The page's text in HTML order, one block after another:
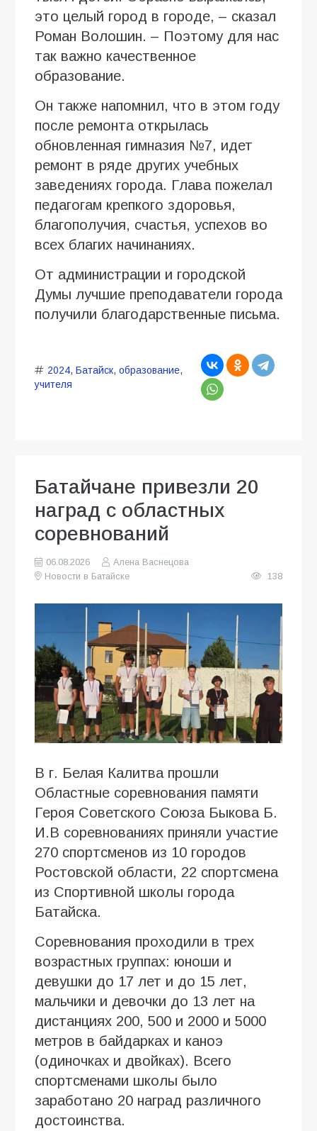
это целый город в городе, – сказал
Роман Волошин. – Поэтому для нас
так важно качественное
образование.
Он также напомнил, что в этом году
после ремонта открылась
обновленная гимназия №7, идет
ремонт в ряде других учебных
заведениях города. Глава пожелал
педагогам крепкого здоровья,
благополучия, счастья, успехов во
всех благих начинаниях.
От администрации и городской
Думы лучшие преподаватели города
получили благодарственные письма.
2024, Батайск, образование,
учителя
Батайчане привезли 20
наград с областных
соревнований
06.08.2026
Алена Васнецова
Новости в Батайске
138
В г. Белая Калитва прошли
Областные соревнования памяти
Героя Советского Союза Быкова Б.
И.В соревнованиях приняли участие
270 спортсменов из 10 городов
Ростовской области, 22 спортсмена
из Спортивной школы города
Батайска.
Соревнования проходили в трех
возрастных группах: юноши и
девушки до 17 лет и до 15 лет,
мальчики и девочки до 13 лет на
дистанциях 200, 500 и 2000 и 5000
метров в байдарках и каноэ
(одиночках и двойках). Всего
спортсменами школы было
заработано 20 наград различного
достоинства.